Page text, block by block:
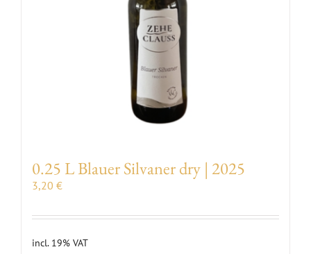
0.25 L Blauer Silvaner dry | 2025
3,20 €
incl. 19% VAT